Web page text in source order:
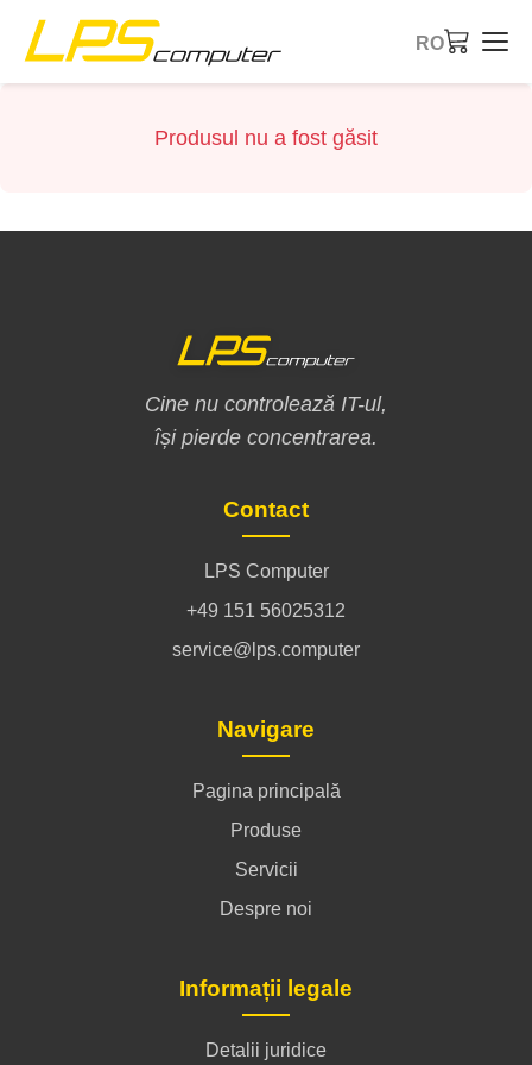
RO
Produsul nu a fost găsit
Cine nu controlează IT-ul,
își pierde concentrarea.
Contact
LPS Computer
+49 151 56025312
service@lps.computer
Navigare
Pagina principală
Produse
Servicii
Despre noi
Informații legale
Detalii juridice